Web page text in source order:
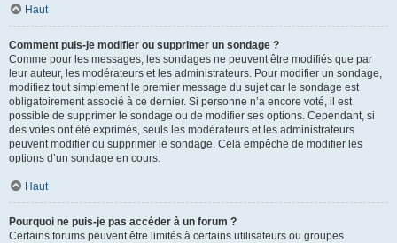
Haut
Comment puis-je modifier ou supprimer un sondage ?
Comme pour les messages, les sondages ne peuvent être modifiés que par
leur auteur, les modérateurs et les administrateurs. Pour modifier un sondage,
modifiez tout simplement le premier message du sujet car le sondage est
obligatoirement associé à ce dernier. Si personne n’a encore voté, il est
possible de supprimer le sondage ou de modifier ses options. Cependant, si
des votes ont été exprimés, seuls les modérateurs et les administrateurs
peuvent modifier ou supprimer le sondage. Cela empêche de modifier les
options d’un sondage en cours.
Haut
Pourquoi ne puis-je pas accéder à un forum ?
Certains forums peuvent être limités à certains utilisateurs ou groupes